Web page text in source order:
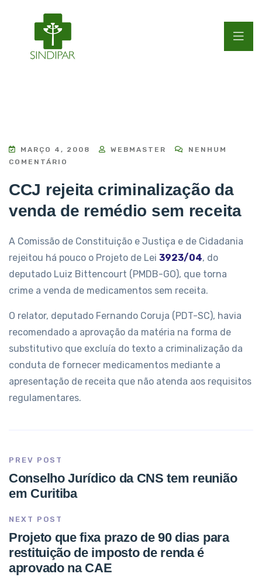
MARÇO 4, 2008 WEBMASTER
NENHUM
COMENTÁRIO
CCJ rejeita criminalização da
venda de remédio sem receita
A Comissão de Constituição e Justiça e de Cidadania
rejeitou há pouco o Projeto de Lei 3923/04, do
deputado Luiz Bittencourt (PMDB-GO), que torna
crime a venda de medicamentos sem receita.
O relator, deputado Fernando Coruja (PDT-SC), havia
recomendado a aprovação da matéria na forma de
substitutivo que excluía do texto a criminalização da
conduta de fornecer medicamentos mediante a
apresentação de receita que não atenda aos requisitos
regulamentares.
PREV POST
Conselho Jurídico da CNS tem reunião
em Curitiba
NEXT POST
Projeto que fixa prazo de 90 dias para
restituição de imposto de renda é
aprovado na CAE